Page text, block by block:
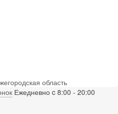
область
Ежедневно c 8:00 - 20:00